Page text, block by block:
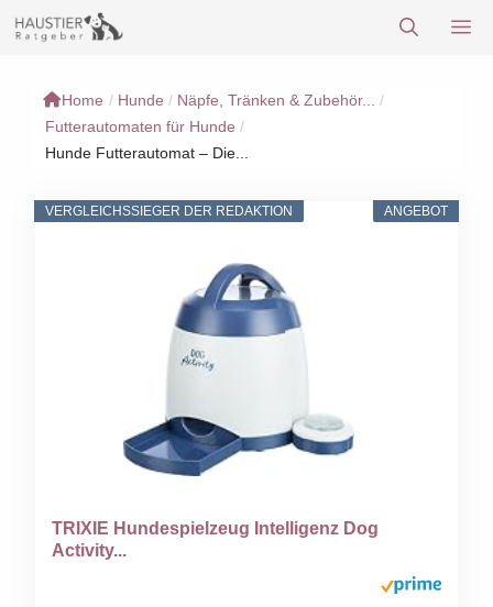
Inhalt
Home / Hunde / Näpfe, Tränken & Zubehör...
/
Futterautomaten für Hunde /
Hunde Futterautomat – Die...
ANGEBOT
VERGLEICHSSIEGER DER REDAKTION
TRIXIE Hundespielzeug Intelligenz Dog
Activity...